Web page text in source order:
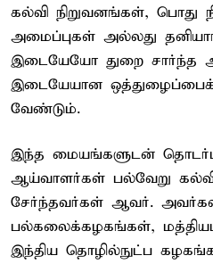
கல்வி நிறுவனங்கள், பொது
அமைப்புகள் அல்லது
இடையேயோ துறை சார்ந்த
இடையேயான
வேண்டும்.
இந்த மையங்களுடன்
ஆய்வாளர்கள் பல்வேறு
சேர்ந்தவர்கள் ஆவர்.
பல்கலைக்கழகங்கள்,
இந்திய தொழில்நுட்ப